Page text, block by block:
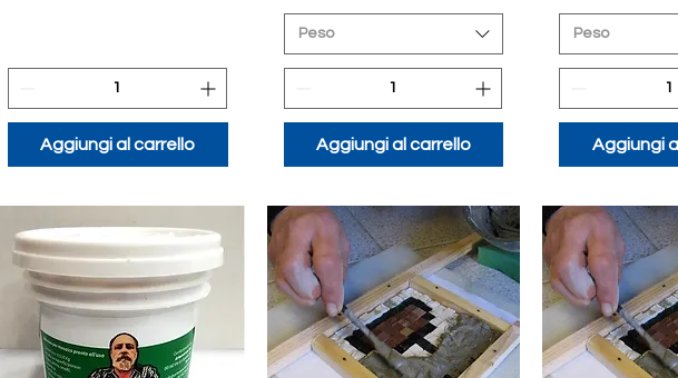
Aggiungi al carrello
Peso
Aggiungi al carrello
Peso
Aggiungi